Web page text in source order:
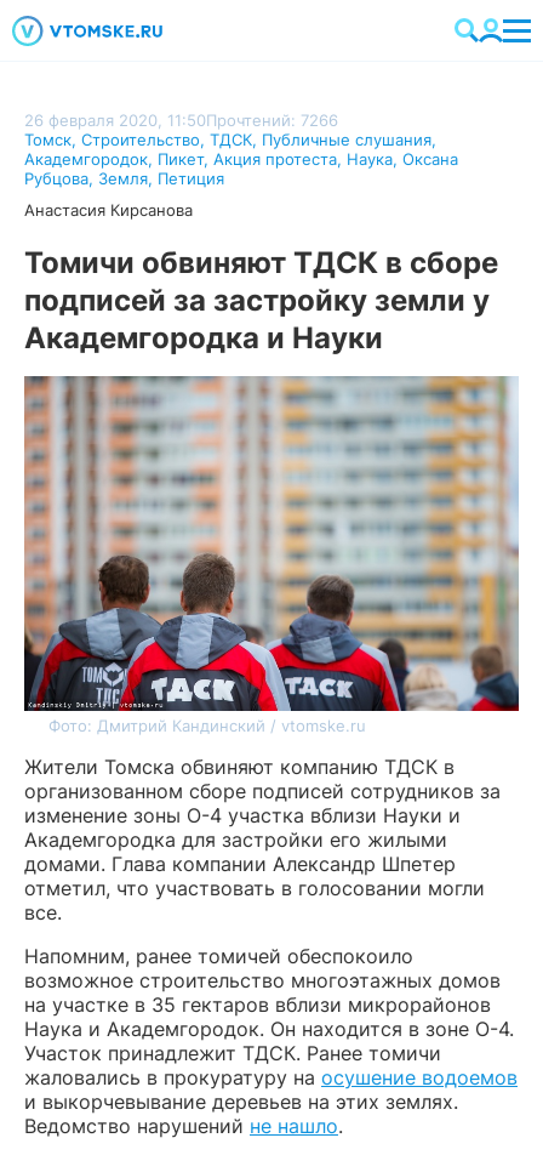
26 февраля 2020, 11:50Прочтений: 7266
Томск, Строительство, ТДСК, Публичные слушания,
Академгородок, Пикет, Акция протеста, Наука, Оксана
Рубцова, Земля, Петиция
Анастасия Кирсанова
Томичи обвиняют ТДСК в сборе
подписей за застройку земли у
Академгородка и Науки
Фото: Дмитрий Кандинский / vtomske.ru
Жители Томска обвиняют компанию ТДСК в
организованном сборе подписей сотрудников за
изменение зоны О-4 участка вблизи Науки и
Академгородка для застройки его жилыми
домами. Глава компании Александр Шпетер
отметил, что участвовать в голосовании могли
все.
Напомним, ранее томичей обеспокоило
возможное строительство многоэтажных домов
на участке в 35 гектаров вблизи микрорайонов
Наука и Академгородок. Он находится в зоне О-4.
Участок принадлежит ТДСК. Ранее томичи
жаловались в прокуратуру на осушение водоемов
и выкорчевывание деревьев на этих землях.
Ведомство нарушений не нашло.